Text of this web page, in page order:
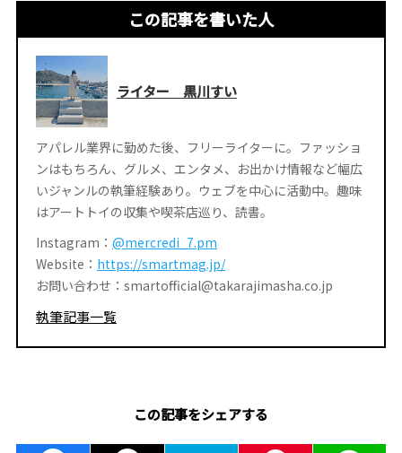
この記事を書いた人
ライター 黒川すい
アパレル業界に勤めた後、フリーライターに。ファッショ
ンはもちろん、グルメ、エンタメ、お出かけ情報など幅広
いジャンルの執筆経験あり。ウェブを中心に活動中。趣味
はアートトイの収集や喫茶店巡り、読書。
Instagram： @mercredi_7.pm
Website： https://smartmag.jp/
お問い合わせ：smartofficial@takarajimasha.co.jp
執筆記事一覧
この記事をシェアする